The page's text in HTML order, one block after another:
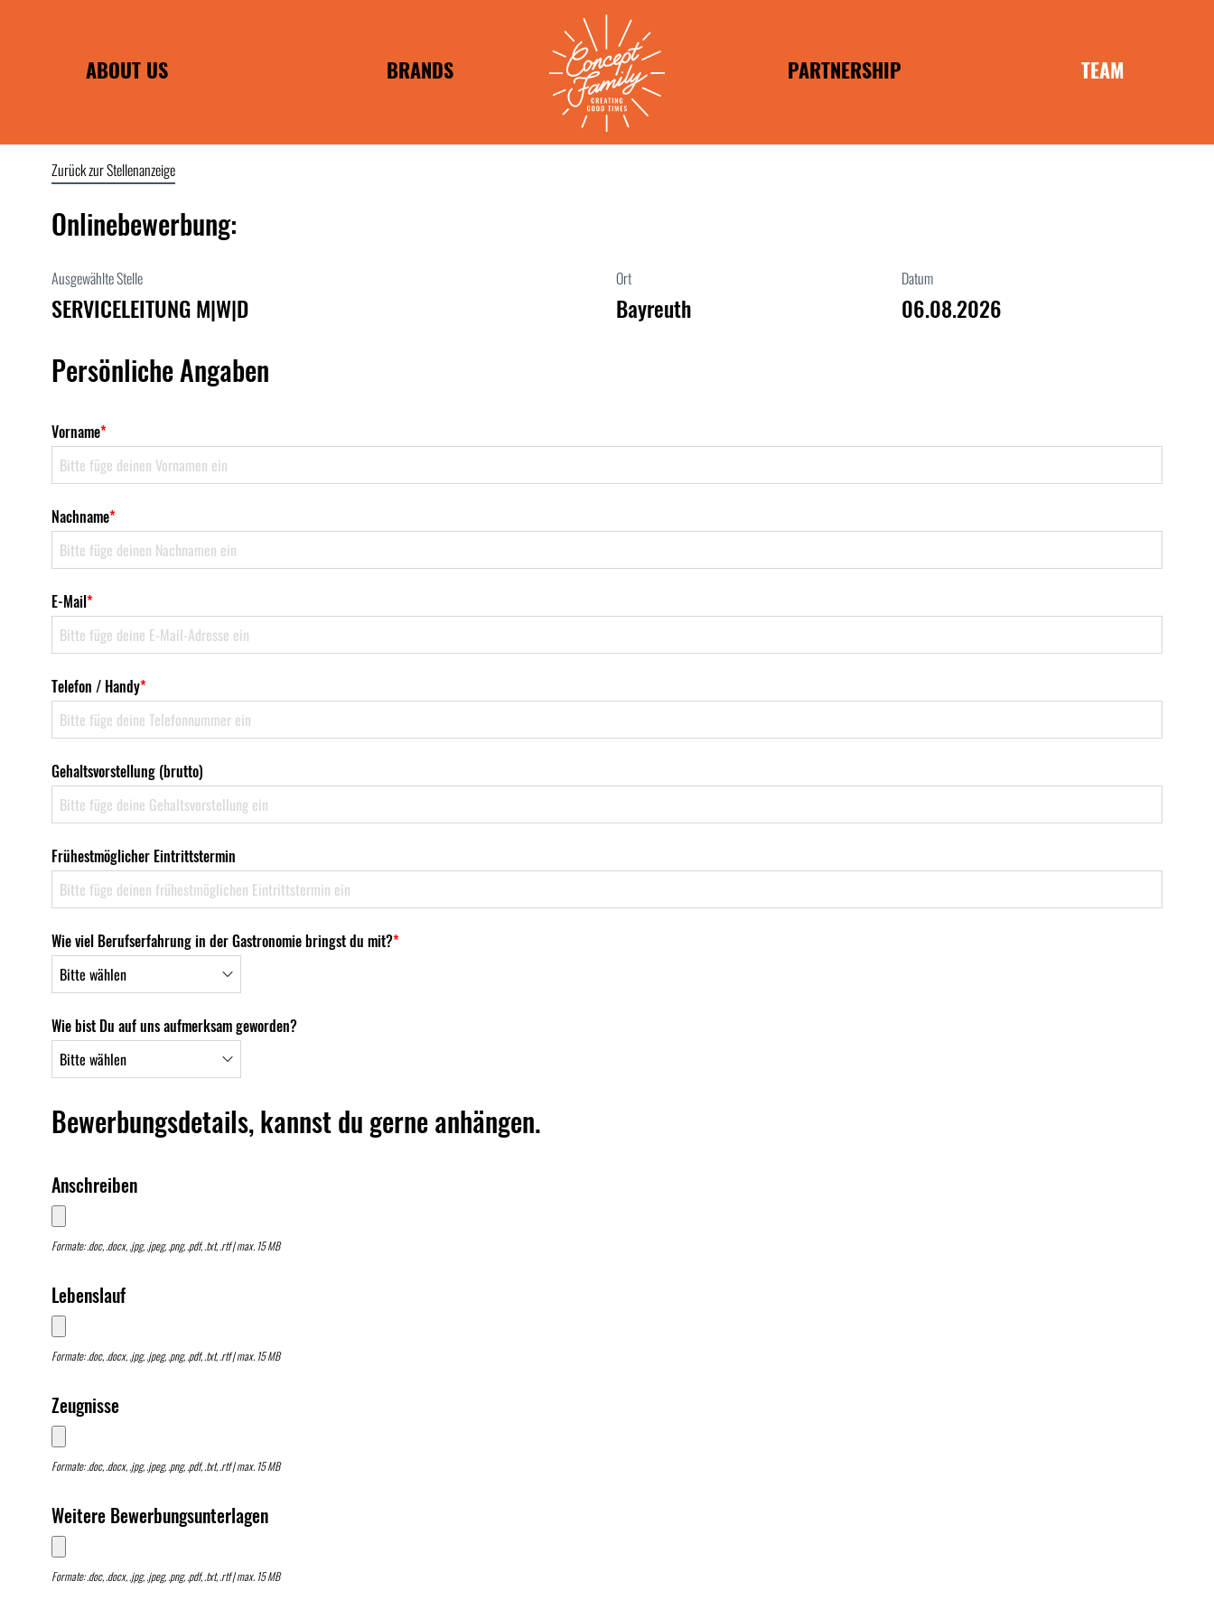
ABOUT US BRANDS
APOSTO
PARTNERSHIP TEAM
Zurück zur Stellenanzeige
Onlinebewerbung:
Ausgewählte Stelle
SERVICELEITUNG M|W|D
Ort
Bayreuth
Datum
06.08.2026
Persönliche Angaben
Vorname*
Nachname*
E-Mail*
Telefon / Handy*
Gehaltsvorstellung (brutto)
Frühestmöglicher Eintrittstermin
Wie viel Berufserfahrung in der Gastronomie bringst du mit?*
Wie bist Du auf uns aufmerksam geworden?
Bewerbungsdetails, kannst du gerne anhängen.
Anschreiben
Formate: .doc, .docx, .jpg, .jpeg, .png, .pdf, .txt, .rtf | max. 15 MB
Lebenslauf
Formate: .doc, .docx, .jpg, .jpeg, .png, .pdf, .txt, .rtf | max. 15 MB
Zeugnisse
Formate: .doc, .docx, .jpg, .jpeg, .png, .pdf, .txt, .rtf | max. 15 MB
Weitere Bewerbungsunterlagen
Formate: .doc, .docx, .jpg, .jpeg, .png, .pdf, .txt, .rtf | max. 15 MB